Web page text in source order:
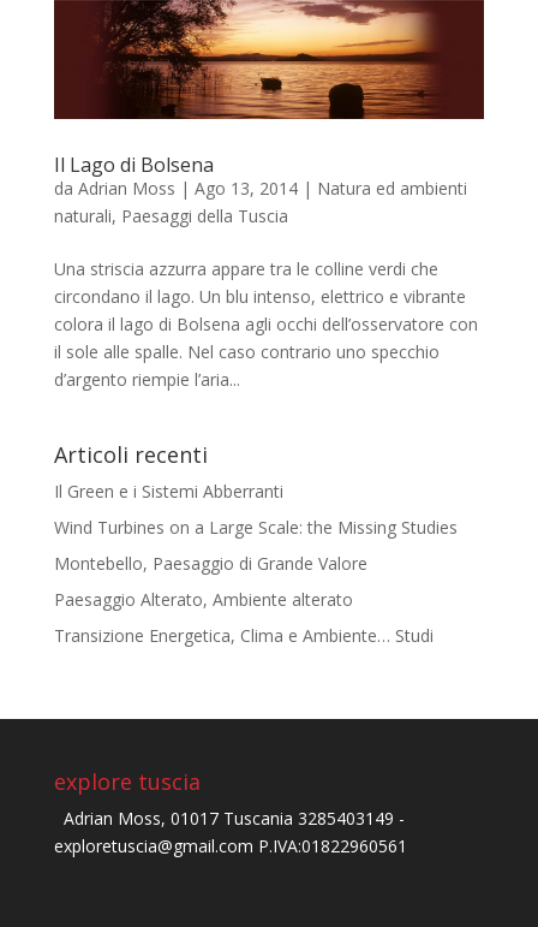
Il Lago di Bolsena
da Adrian Moss | Ago 13, 2014| Natura ed ambienti
naturali, Paesaggi della Tuscia
Una striscia azzurra appare tra le colline verdi che
circondano il lago. Un blu intenso, elettrico e vibrante
colora il lago di Bolsena agli occhi dell’osservatore con
il sole alle spalle. Nel caso contrario uno specchio
d’argento riempie l’aria...
Articoli recenti
Il Green e i Sistemi Abberranti
Wind Turbines on a Large Scale: the Missing Studies
Montebello, Paesaggio di Grande Valore
Paesaggio Alterato, Ambiente alterato
Transizione Energetica, Clima e Ambiente… Studi
explore tuscia
Adrian Moss, 01017 Tuscania 3285403149 -
exploretuscia@gmail.com P.IVA:01822960561